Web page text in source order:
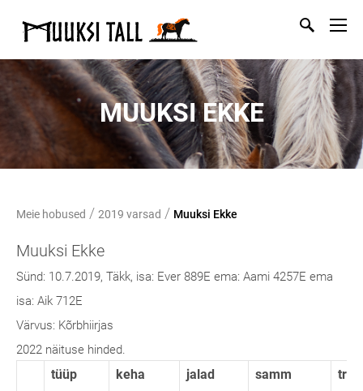
MUUKSI EKKE
Meie hobused / 2019 varsad / Muuksi Ekke
Muuksi Ekke
Sünd: 10.7.2019, Täkk, isa: Ever 889E ema: Aami 4257E ema
isa: Aik 712E
Värvus: Kõrbhiirjas
2022 näituse hinded.
tüüp keha jalad samm